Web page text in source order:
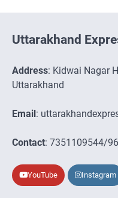
Uttarakhand
Address: Kidwai Nagar
Uttarakhand
Email:
Contact: 7351109544/
YouTube Instagram